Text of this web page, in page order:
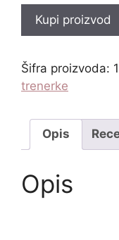
Kupi proizvod
Šifra proizvoda:
trenerke
Opis
Opis